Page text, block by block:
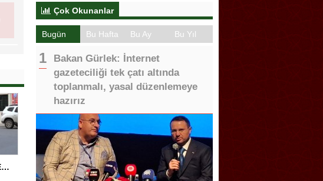
Remzi Sanver Tahliye Edildi
Çok Okunanlar
Bugün Bu Hafta Bu Ay Bu Yıl
Bakan Gürlek: İnternet
gazeteciliği tek çatı altında
toplanmalı, yasal düzenlemeye
hazırız